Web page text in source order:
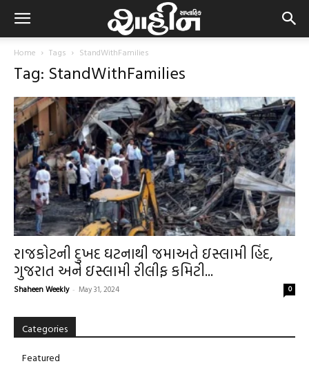
Home Tags StandWithFamilies
Tag: StandWithFamilies
રાજકોટની દુખદ ઘટનાથી જમાઅતે ઇસ્લામી હિંદ,
ગુજરાત અને ઇસ્લામી રીલીફ કમિટી...
Shaheen Weekly - May 31, 2024 0
Categories
Featured